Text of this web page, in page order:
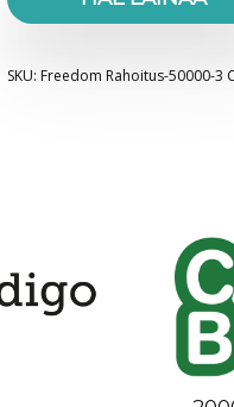
SKU: Freedom Rahoitus-50000-3